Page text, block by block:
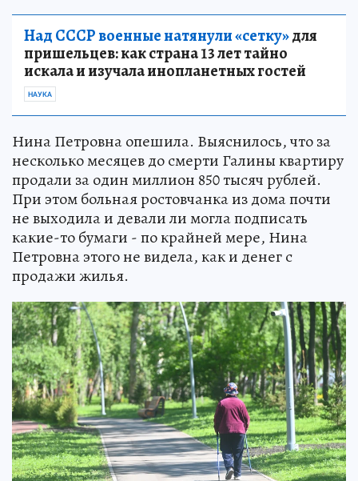
Над СССР военные натянули «сетку»для
пришельцев: как страна 13 лет тайно
искала и изучала инопланетных гостей
НАУКА
Нина Петровна опешила. Выяснилось, что за
несколько месяцев до смерти Галины квартиру
продали за один миллион 850 тысяч рублей.
При этом больная ростовчанка из дома почти
не выходила и девали ли могла подписать
какие-то бумаги - по крайней мере, Нина
Петровна этого не видела, как и денег с
продажи жилья.